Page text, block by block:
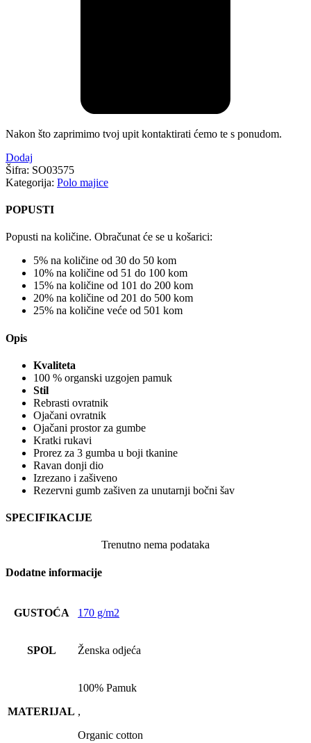
Nakon što zaprimimo tvoj upit kontaktirati ćemo te s ponudom.
Dodaj
Šifra: SO03575
Kategorija: Polo majice
POPUSTI
Popusti na količine. Obračunat će se u košarici:
5% na količine od 30 do 50 kom
10% na količine od 51 do 100 kom
15% na količine od 101 do 200 kom
20% na količine od 201 do 500 kom
25% na količine veće od 501 kom
Opis
Kvaliteta
100 % organski uzgojen pamuk
Stil
Rebrasti ovratnik
Ojačani ovratnik
Ojačani prostor za gumbe
Kratki rukavi
Prorez za 3 gumba u boji tkanine
Ravan donji dio
Izrezano i zašiveno
Rezervni gumb zašiven za unutarnji bočni šav
SPECIFIKACIJE
Trenutno nema podataka
Dodatne informacije
GUSTOĆA 170 g/m2
SPOL Ženska odjeća
MATERIJAL
100% Pamuk
,
Organic cotton